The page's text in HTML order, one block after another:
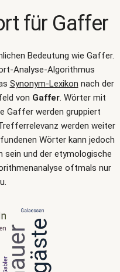
für Gaffer
Bedeutung wie Gaffer.
Analyse-Algorithmus
Synonym-Lexikon nach der
von Gaffer. Wörter mit
Gaffer werden gruppiert
werden weiter
Wörter kann jedoch
sein und der etymologische
oftmals nur